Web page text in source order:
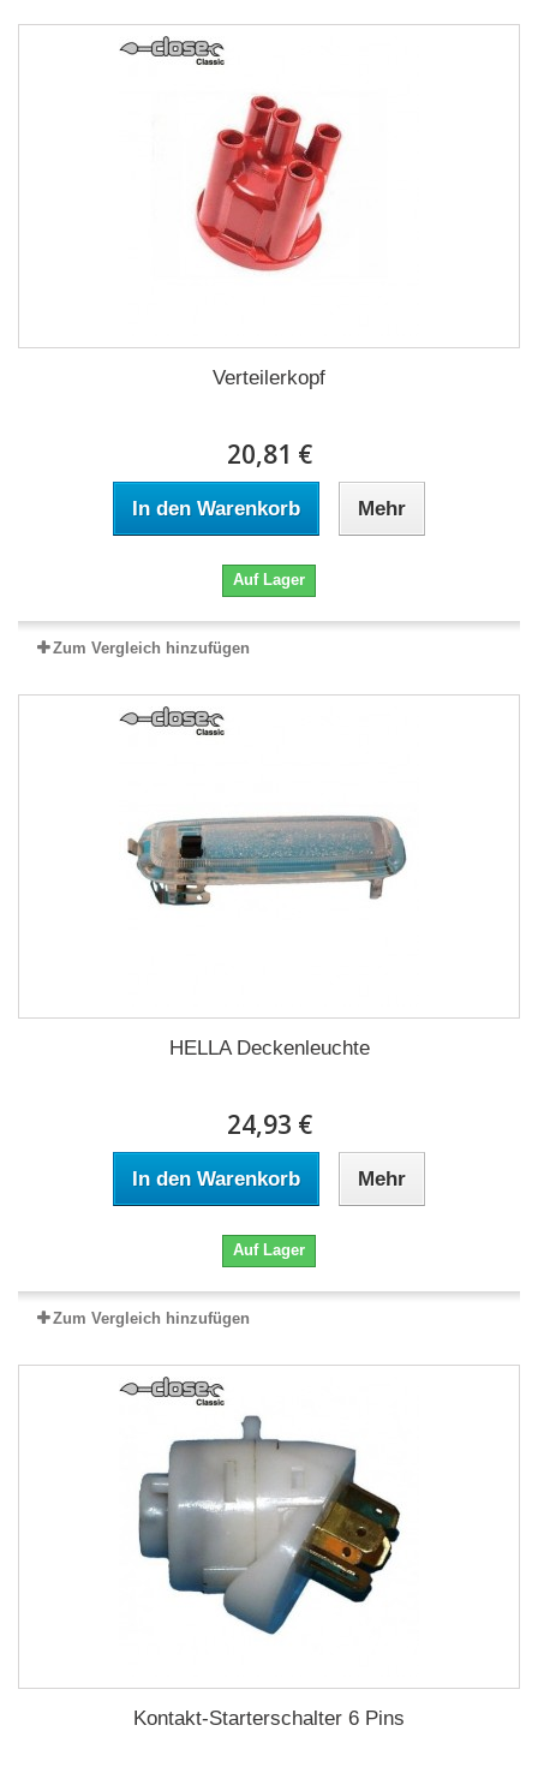
Verteilerkopf
20,81 €
In den Warenkorb Mehr
Auf Lager
Zum Vergleich hinzufügen
HELLA Deckenleuchte
24,93 €
In den Warenkorb Mehr
Auf Lager
Zum Vergleich hinzufügen
Kontakt-Starterschalter 6 Pins